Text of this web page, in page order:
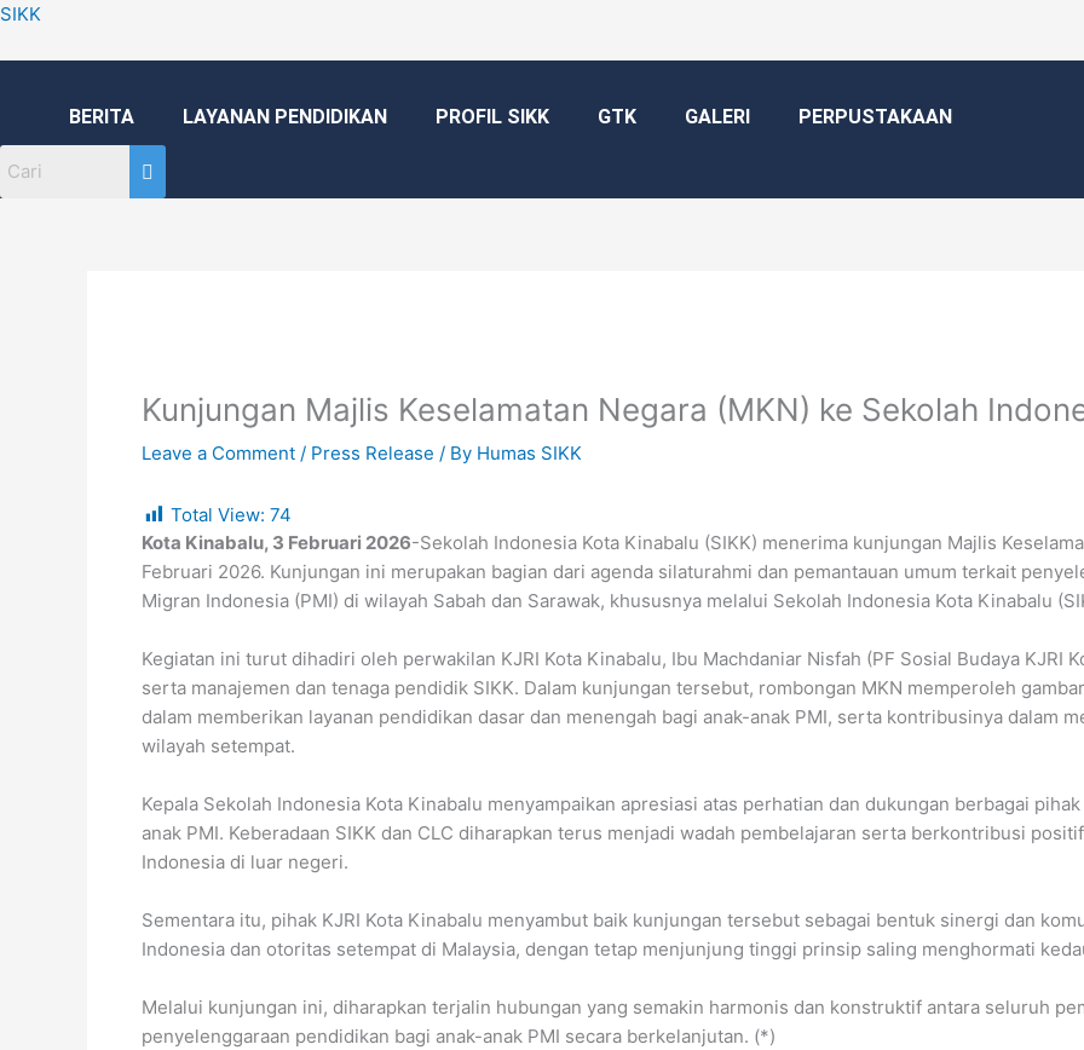
Skip
SIKK
BERITA LAYANAN PENDIDIKAN PROFIL SIKK GTK GALERI PERPUSTAKAAN
Kunjungan Majlis Keselamatan Negara (MKN) ke Sekolah
Leave a Comment / Press Release / By Humas SIKK
Total View: 74
Kota Kinabalu, 3 Februari 2026-Sekolah Indonesia Kota Kinabalu (SIKK) menerima kunjungan Majlis
Februari 2026. Kunjungan ini merupakan bagian dari agenda silaturahmi dan pemantauan umum terkait
Migran Indonesia (PMI) di wilayah Sabah dan Sarawak, khususnya melalui Sekolah Indonesia Kota Kinabalu
Kegiatan ini turut dihadiri oleh perwakilan KJRI Kota Kinabalu, Ibu Machdaniar Nisfah (PF Sosial Budaya KJRI
serta manajemen dan tenaga pendidik SIKK. Dalam kunjungan tersebut, rombongan MKN memperoleh
dalam memberikan layanan pendidikan dasar dan menengah bagi anak-anak PMI, serta kontribusinya dalam
wilayah setempat.
Kepala Sekolah Indonesia Kota Kinabalu menyampaikan apresiasi atas perhatian dan dukungan berbagai
anak PMI. Keberadaan SIKK dan CLC diharapkan terus menjadi wadah pembelajaran serta berkontribusi
Indonesia di luar negeri.
Sementara itu, pihak KJRI Kota Kinabalu menyambut baik kunjungan tersebut sebagai bentuk sinergi dan
Indonesia dan otoritas setempat di Malaysia, dengan tetap menjunjung tinggi prinsip saling menghormati
Melalui kunjungan ini, diharapkan terjalin hubungan yang semakin harmonis dan konstruktif antara seluruh
penyelenggaraan pendidikan bagi anak-anak PMI secara berkelanjutan. (*)